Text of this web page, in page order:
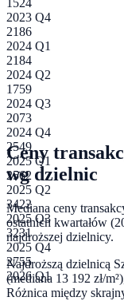
2023 Q4
2186
2024 Q1
2184
2024 Q2
1759
2024 Q3
2073
2024 Q4
2549
2025 Q1
2562
2025 Q2
3422
2025 Q3
3231
2025 Q4
2755
2026 Q1
Ceny
wg dzielnic
Mediana ceny
ostatnich kwartałów
najdroższej dzielnicy.
Najdroższą dzielnicą
(mediana 13 192 zł/
Różnica między